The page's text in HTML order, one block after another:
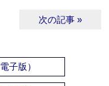
次の記事 »
子版）